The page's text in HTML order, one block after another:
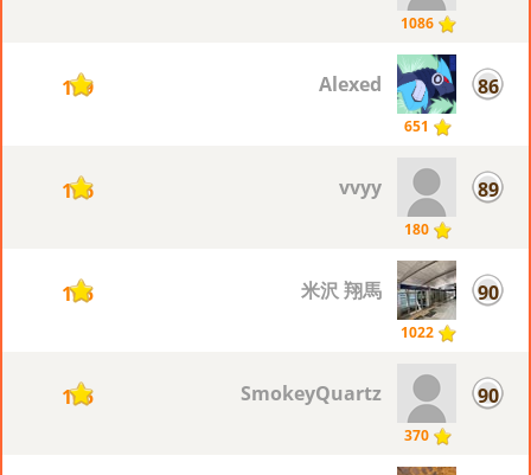
1086
86
651
Alexed
109
89
180
vvyy
106
90
1022
米沢 翔馬
105
90
370
SmokeyQuartz
105